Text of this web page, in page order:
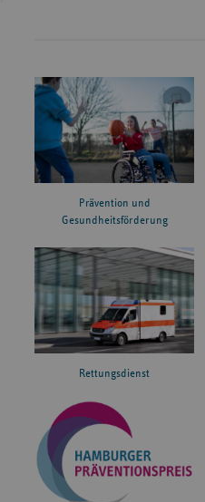
Prävention und
Gesundheitsförderung
Rettungsdienst